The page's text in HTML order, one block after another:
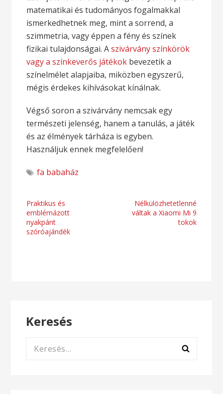
matematikai és tudományos fogalmakkal
ismerkedhetnek meg, mint a sorrend, a
szimmetria, vagy éppen a fény és színek
fizikai tulajdonságai. Aszivárvány színkörök
vagy a színkeverős játékok bevezetik a
színelmélet alapjaiba, miközben egyszerű,
mégis érdekes kihívásokat kínálnak.
Végső soron a szivárvány nemcsak egy
természeti jelenség, hanem a tanulás, a játék
és az élmények tárháza is egyben.
Használjuk ennek megfelelően!
fa babaház
Bejegyzés
navigáció
Praktikus és
emblémázott
nyakpánt
szóróajándék
Nélkülözhetetlenné
váltak a Xiaomi Mi 9
tokok
Keresés
Keresés: